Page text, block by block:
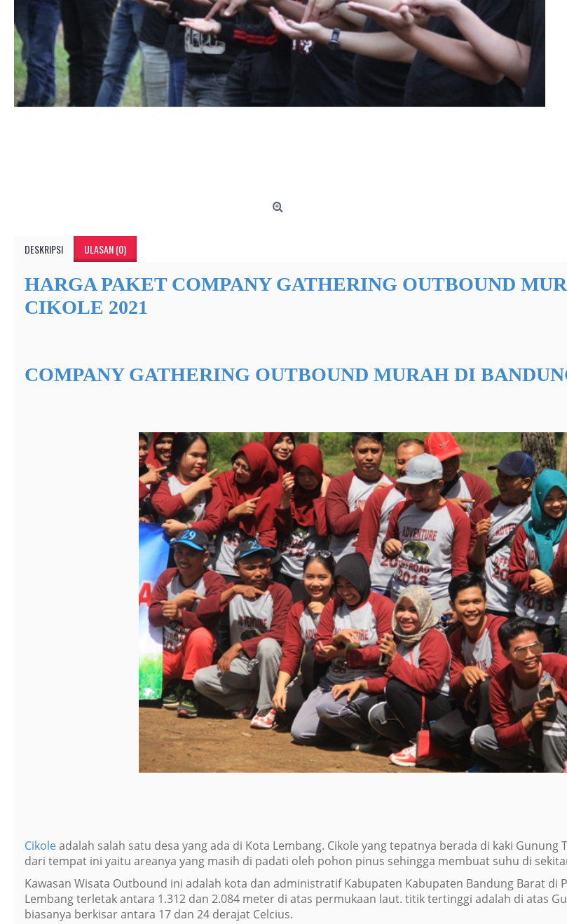
DESKRIPSI ULASAN (0)
HARGA PAKET COMPANY GATHERING OUTBOUND
CIKOLE 2021
COMPANY GATHERING OUTBOUND MURAH DI
Cikoleadalah salah satu desa yang ada di Kota Lembang. Cikole yang tepatnya berada di kaki Gunung
dari tempat ini yaitu areanya yang masih di padati oleh pohon pinus sehingga membuat suhu di
Kawasan Wisata Outbound ini adalah kota dan administratif Kabupaten Kabupaten Bandung Barat di
Lembang terletak antara 1.312 dan 2.084 meter di atas permukaan laut. titik tertinggi adalah di atas
biasanya berkisar antara 17 dan 24 derajat Celcius.